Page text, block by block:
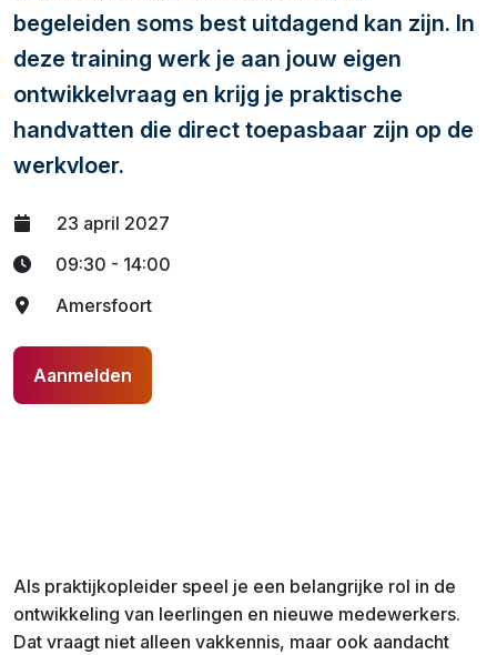
begeleiden soms best uitdagend kan zijn. In
deze training werk je aan jouw eigen
ontwikkelvraag en krijg je praktische
handvatten die direct toepasbaar zijn op de
werkvloer.
23 april 2027
09:30 - 14:00
Amersfoort
Aanmelden
Als praktijkopleider speel je een belangrijke rol in de
ontwikkeling van leerlingen en nieuwe medewerkers.
Dat vraagt niet alleen vakkennis, maar ook aandacht